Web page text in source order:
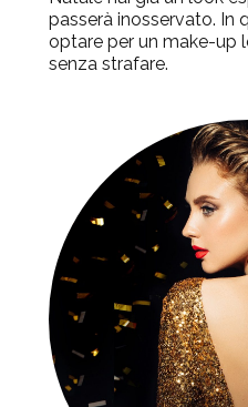
passerà inosservato. In
optare per un make-up
senza strafare.